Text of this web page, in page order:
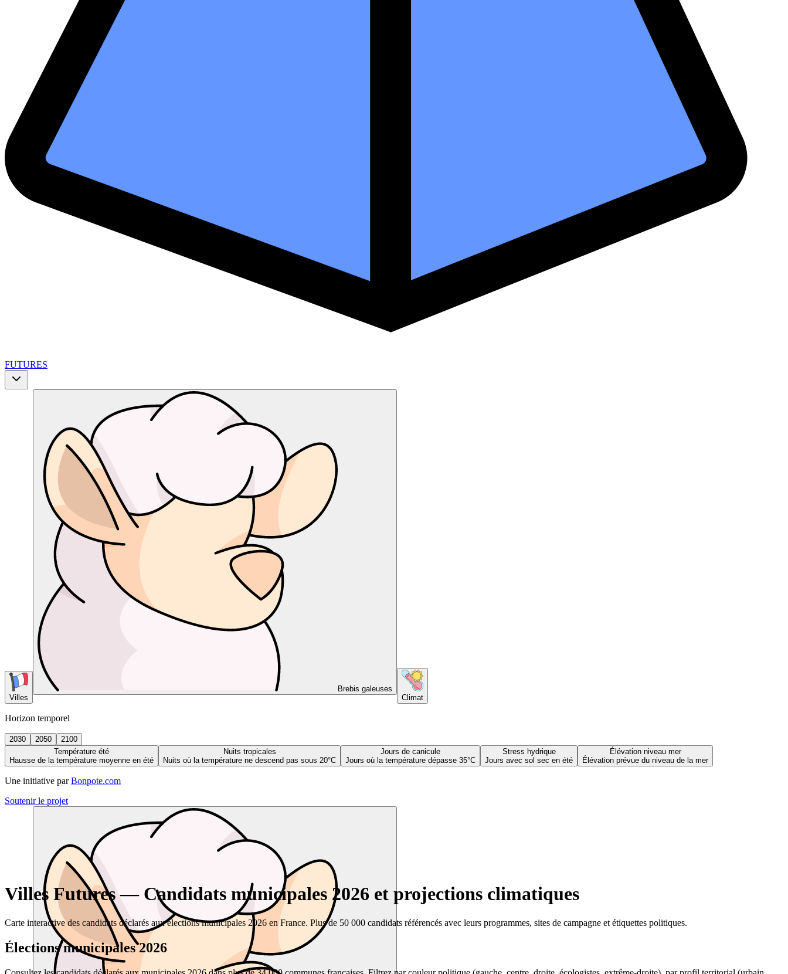
FUTURES
Villes
Brebis galeuses
Climat
Horizon temporel
2030 2050
2100
Température été
Hausse de la température moyenne en été
Nuits tropicales
Nuits où la température ne descend pas sous 20°C
Jours de canicule
Jours où la température dépasse 35°C
Stress hydrique
Jours avec sol sec en été
Élévation niveau mer
Élévation prévue du niveau de la mer
Une initiative par Bonpote.com
Soutenir le projet
Villes Futures — Candidats municipales 2026 et projections climatiques
Carte interactive des candidats déclarés aux élections municipales 2026 en France. Plus de 50 000 candidats référencés avec leurs programmes, sites de campagne et étiquettes politiques.
Élections municipales 2026